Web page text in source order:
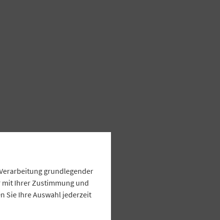
grundlegender
mit Ihrer Zustimmung und
Sie Ihre Auswahl jederzeit